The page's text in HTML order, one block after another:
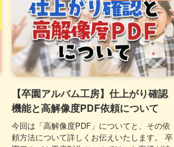
【卒園アルバム工房】仕上がり確認
機能と高解像度PDF依頼について
今回は「高解像度PDF」についてと、その依
頼方法について詳しくお伝えいたします。 卒